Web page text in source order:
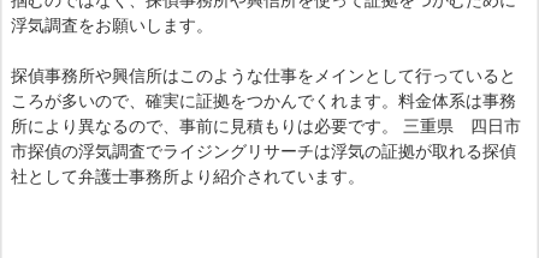
浮気調査をお願いします。
探偵事務所や興信所はこのような仕事をメインとして行っていると
ころが多いので、確実に証拠をつかんでくれます。料金体系は事務
所により異なるので、事前に見積もりは必要です。 三重県 四日市
市探偵の浮気調査でライジングリサーチは浮気の証拠が取れる探偵
社として弁護士事務所より紹介されています。